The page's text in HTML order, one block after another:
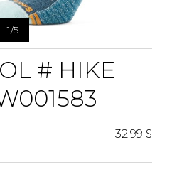
1/5
# HIKE
32.99 $